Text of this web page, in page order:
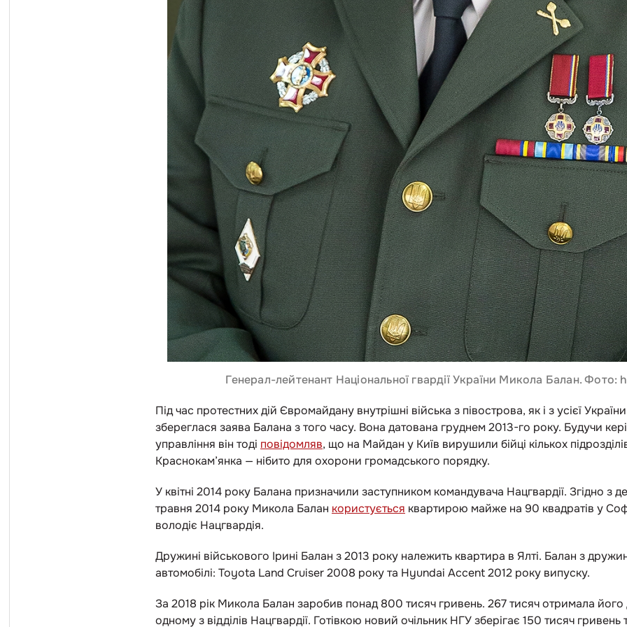
Генерал-лейтенант Національної гвардії України Микола Балан.
Під час протестних дій Євромайдану внутрішні війська з півострова, як і з усієї
збереглася заява Балана з того часу. Вона датована груднем 2013-го року. Будучи
управління він тоді повідомляв, що на Майдан у Київ вирушили бійці кількох
Краснокам’янка — нібито для охорони громадського порядку.
У квітні 2014 року Балана призначили заступником командувача Нацгвардії. Згідно з
травня 2014 року Микола Балан користується квартирою майже на 90 квадратів у
володіє Нацгвардія.
Дружині військового Ірині Балан з 2013 року належить квартира в Ялті. Балан з
автомобілі: Toyota Land Cruiser 2008 року та Hyundai Accent 2012 року випуску.
За 2018 рік Микола Балан заробив понад 800 тисяч гривень. 267 тисяч отримала
одному з відділів Нацгвардії. Готівкою новий очільник НГУ зберігає 150 тисяч гривень